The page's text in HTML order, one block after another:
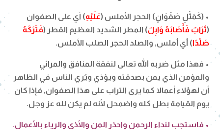
• (كَمَثَلِ صَفْوَانٍ) الحجر الأملس (عَلَيْهِ) أي على الصفوان
(تُرَابٌ فَأَصَابَهُ وَابِلٌ) المطر الشديد العظيم القطر (فَتَرَكَهُ
صَلْدًا) أي أملس, والصلد الحجر الصلب الأملس.
• فهذا مثل ضربه الله تعالى لنفقة المنافق والمرائي
والمؤمن الذي يمن بصدقته ويؤذي ويُري الناس في الظاهر
أن لهؤلاء أعمالا كما يرى التراب على هذا الصفوان, فإذا كان
يوم القيامة بطل كله واضمحل لأنه لم يكن لله عز وجل.
• فاستجب لنداء الرحمن واحذر المن والأذى والرياء بالأعمال.